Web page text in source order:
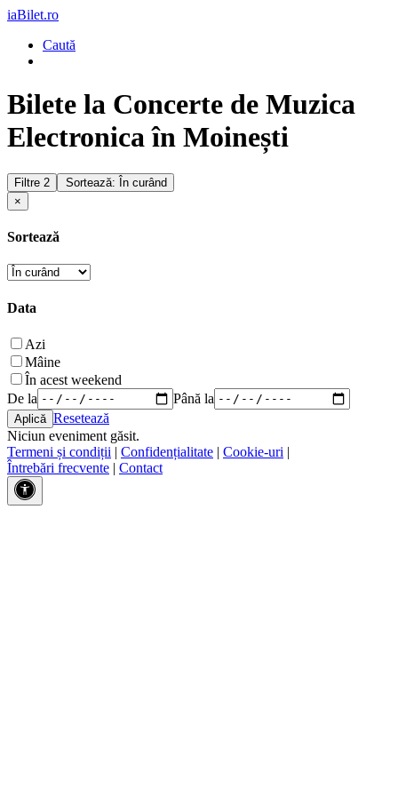
iaBilet.ro
Caută
Bilete la Concerte de Muzica
Electronica în Moinești
Filtre 2
Sortează: În curând
×
Sortează
Data
Azi
Mâine
În acest weekend
De la
Până la
Resetează
Niciun eveniment găsit.
Termeni și condiții | Confidențialitate | Cookie-uri |
Întrebări frecvente | Contact